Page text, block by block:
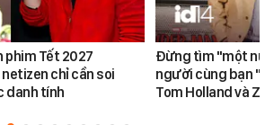
phim Tết 2027
chỉ cần soi
danh tính
Đừng tìm "một
người cùng bạn
Tom Holland và